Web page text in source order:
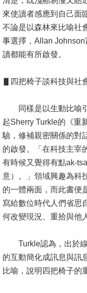
際
化
高
教
耕
法
及
文
件
心
輔
&
學
捐
款
來使讀者感應到自己面
不論是以森林來比喻社
事選擇，Allan
讀都能有所啟發。
▋四把椅子談科技與社
同樣是以生動比喻引
起Sherry Turkle的《重
驗，修補親密關係的對
的啟發。「在科技主宰
有時候又覺得有點ak-
意）。」領域興趣為科
的一體兩面，而此書便
寫給數位時代人們省思
何改變現況、重拾與他
Turkle認為，出於線
的互動簡化成訊息與訊
比喻，說明四把椅子的